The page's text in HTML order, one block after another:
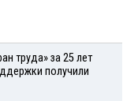
труда» за 25 лет
получили